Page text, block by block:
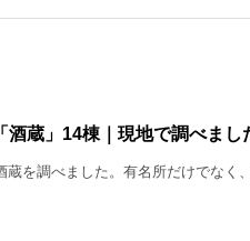
酒蔵」14棟｜現地で調べまし
蔵を調べました。有名所だけでなく